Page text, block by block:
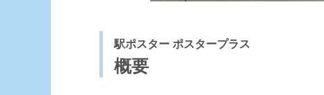
駅ポスター ポスタープラス
概要